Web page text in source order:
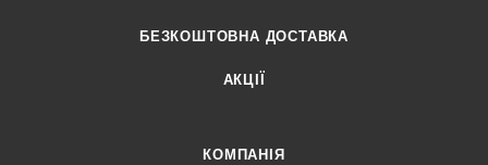
БЕЗКОШТОВНА ДОСТАВКА
АКЦІЇ
КОМПАНІЯ